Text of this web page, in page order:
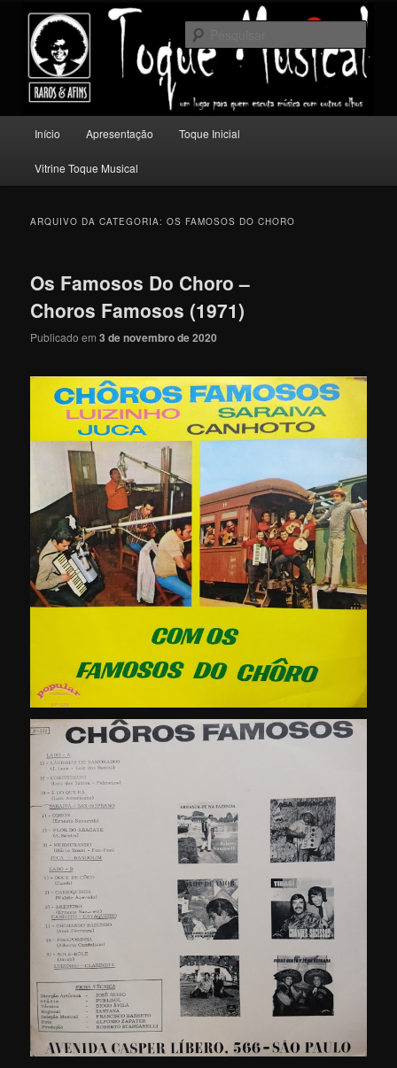
conteúdo
principal
conteúdo
secundário
Toque Musical
Um lugar para quem escuta música com outros olhos.
principal
Início Apresentação Toque Inicial
Vitrine Toque Musical
ARQUIVO DA CATEGORIA:OS FAMOSOS DO CHORO
Os Famosos Do Choro –
Choros Famosos (1971)
Publicado em3 de novembro de 2020